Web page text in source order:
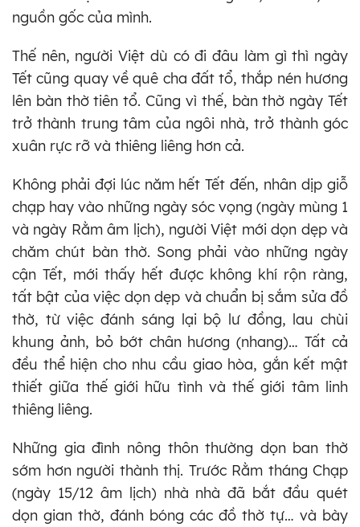
nguồn gốc của mình.
Thế nên, người Việt dù có đi đâu làm gì thì ngày
Tết cũng quay về quê cha đất tổ, thắp nén hương
lên bàn thờ tiên tổ. Cũng vì thế, bàn thờ ngày Tết
trở thành trung tâm của ngôi nhà, trở thành góc
xuân rực rỡ và thiêng liêng hơn cả.
Không phải đợi lúc năm hết Tết đến, nhân dịp giỗ
chạp hay vào những ngày sóc vọng (ngày mùng 1
và ngày Rằm âm lịch), người Việt mới dọn dẹp và
chăm chút bàn thờ. Song phải vào những ngày
cận Tết, mới thấy hết được không khí rộn ràng,
tất bật của việc dọn dẹp và chuẩn bị sắm sửa đồ
thờ, từ việc đánh sáng lại bộ lư đồng, lau chùi
khung ảnh, bỏ bớt chân hương (nhang)… Tất cả
đều thể hiện cho nhu cầu giao hòa, gắn kết mật
thiết giữa thế giới hữu tình và thế giới tâm linh
thiêng liêng.
Những gia đình nông thôn thường dọn ban thờ
sớm hơn người thành thị. Trước Rằm tháng Chạp
(ngày 15/12 âm lịch) nhà nhà đã bắt đầu quét
dọn gian thờ, đánh bóng các đồ thờ tự… và bày